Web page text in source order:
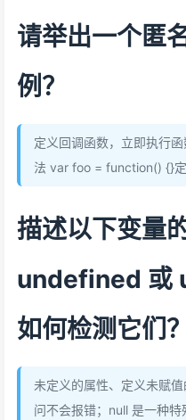
请举出一个匿
例？
定义回调函数，立即执行
法 var foo = function() {}定
描述以下变量
undefined 或
如何检测它们？
未定义的属性、定义未赋
问不会报错；null 是一种